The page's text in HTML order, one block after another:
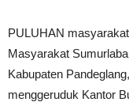
PULUHAN
Masyarakat
Kabupaten
menggeruduk Kantor